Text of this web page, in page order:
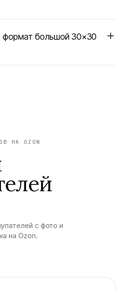
формат большой 30×30
НА OZON
с фото и
на Ozon.